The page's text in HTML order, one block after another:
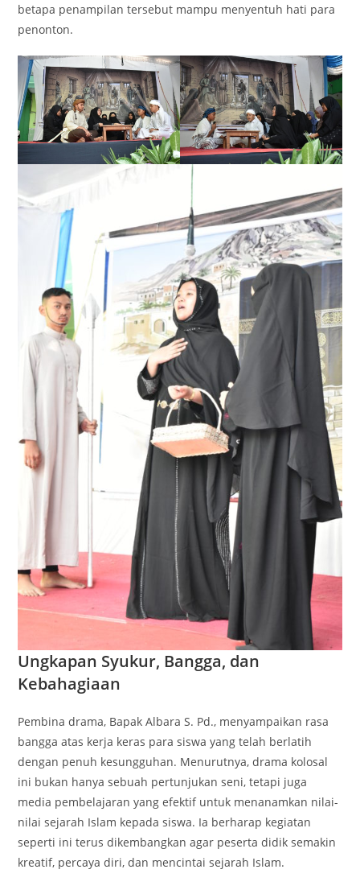
betapa penampilan tersebut mampu menyentuh hati para
penonton.
Ungkapan Syukur, Bangga, dan
Kebahagiaan
Pembina drama, Bapak Albara S. Pd., menyampaikan rasa
bangga atas kerja keras para siswa yang telah berlatih
dengan penuh kesungguhan. Menurutnya, drama kolosal
ini bukan hanya sebuah pertunjukan seni, tetapi juga
media pembelajaran yang efektif untuk menanamkan nilai-
nilai sejarah Islam kepada siswa. Ia berharap kegiatan
seperti ini terus dikembangkan agar peserta didik semakin
kreatif, percaya diri, dan mencintai sejarah Islam.